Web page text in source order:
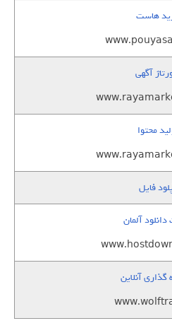
هاست
آگهی
محتوا
فایل
آلمان
گذاری آنلاین